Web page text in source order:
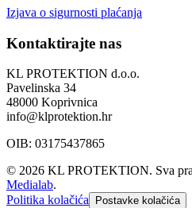
Izjava o sigurnosti plaćanja
Kontaktirajte nas
KL PROTEKTION d.o.o.
Pavelinska 34
48000 Koprivnica
info@klprotektion.hr
OIB: 03175437865
© 2026 KL PROTEKTION. Sva
Medialab.
Politika kolačića
Postavke kolačića